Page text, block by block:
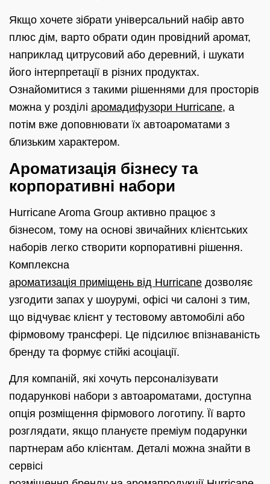
Якщо хочете зібрати універсальний набір авто
плюс дім, варто обрати один провідний аромат,
наприклад цитрусовий або деревний, і шукати
його інтерпретації в різних продуктах.
Ознайомитися з такими рішеннями для просторів
можна у розділі аромадифузори Hurricane, а
потім вже доповнювати їх автоароматами з
близьким характером.
Ароматизація бізнесу та
корпоративні набори
Hurricane Aroma Group активно працює з
бізнесом, тому на основі звичайних клієнтських
наборів легко створити корпоративні рішення.
Комплексна
ароматизація приміщень від Hurricane дозволяє
узгодити запах у шоурумі, офісі чи салоні з тим,
що відчуває клієнт у тестовому автомобілі або
фірмовому трансфері. Це підсилює впізнаваність
бренду та формує стійкі асоціації.
Для компаній, які хочуть персоналізувати
подарункові набори з автоароматами, доступна
опція розміщення фірмового логотипу. Її варто
розглядати, якщо плануєте преміум подарунки
партнерам або клієнтам. Деталі можна знайти в
сервісі